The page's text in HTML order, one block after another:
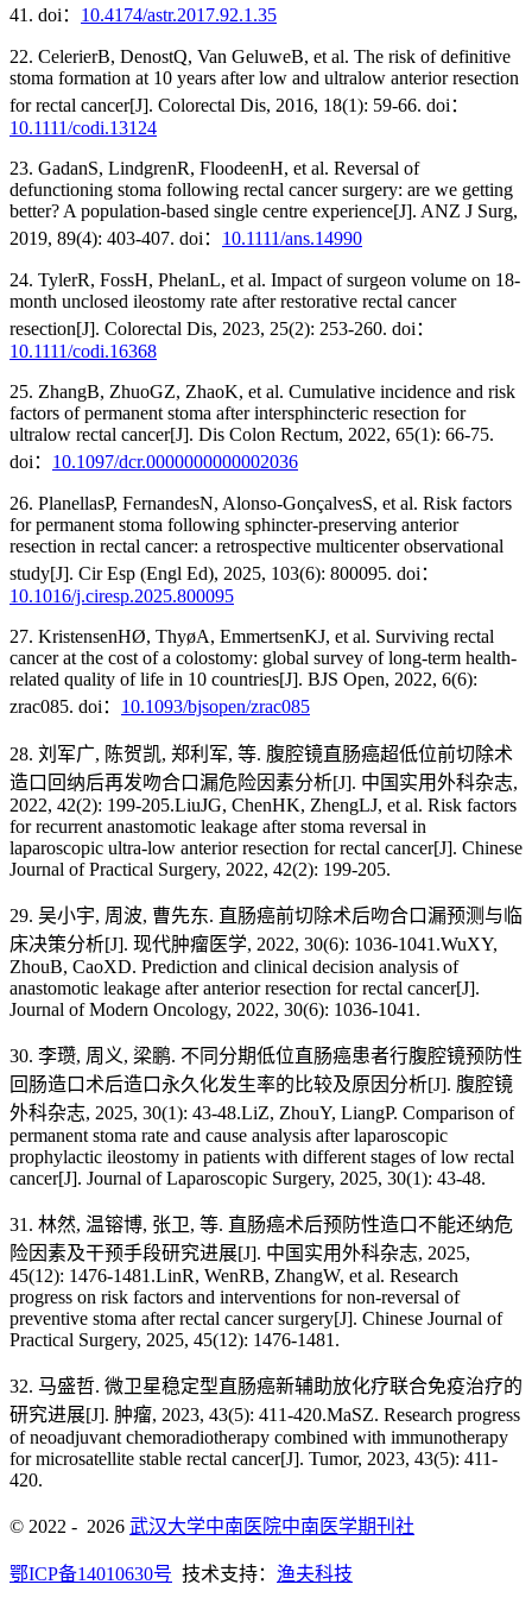
41. doi： 10.4174/astr.2017.92.1.35
22. CelerierB, DenostQ, Van GeluweB, et al. The risk of definitive
stoma formation at 10 years after low and ultralow anterior resection
for rectal cancer[J]. Colorectal Dis, 2016, 18(1): 59-66. doi：
10.1111/codi.13124
23. GadanS, LindgrenR, FloodeenH, et al. Reversal of
defunctioning stoma following rectal cancer surgery: are we getting
better? A population-based single centre experience[J]. ANZ J Surg,
2019, 89(4): 403-407. doi： 10.1111/ans.14990
24. TylerR, FossH, PhelanL, et al. Impact of surgeon volume on 18-
month unclosed ileostomy rate after restorative rectal cancer
resection[J]. Colorectal Dis, 2023, 25(2): 253-260. doi：
10.1111/codi.16368
25. ZhangB, ZhuoGZ, ZhaoK, et al. Cumulative incidence and risk
factors of permanent stoma after intersphincteric resection for
ultralow rectal cancer[J]. Dis Colon Rectum, 2022, 65(1): 66-75.
doi： 10.1097/dcr.0000000000002036
26. PlanellasP, FernandesN, Alonso-GonçalvesS, et al. Risk factors
for permanent stoma following sphincter-preserving anterior
resection in rectal cancer: a retrospective multicenter observational
study[J]. Cir Esp (Engl Ed), 2025, 103(6): 800095. doi：
10.1016/j.ciresp.2025.800095
27. KristensenHØ, ThyøA, EmmertsenKJ, et al. Surviving rectal
cancer at the cost of a colostomy: global survey of long-term health-
related quality of life in 10 countries[J]. BJS Open, 2022, 6(6):
zrac085. doi： 10.1093/bjsopen/zrac085
28. 刘军广, 陈贺凯, 郑利军, 等. 腹腔镜直肠癌超低位前切除术
造口回纳后再发吻合口漏危险因素分析[J]. 中国实用外科杂志,
2022, 42(2): 199-205.LiuJG, ChenHK, ZhengLJ, et al. Risk factors
for recurrent anastomotic leakage after stoma reversal in
laparoscopic ultra-low anterior resection for rectal cancer[J]. Chinese
Journal of Practical Surgery, 2022, 42(2): 199-205.
29. 吴小宇, 周波, 曹先东. 直肠癌前切除术后吻合口漏预测与临
床决策分析[J]. 现代肿瘤医学, 2022, 30(6): 1036-1041.WuXY,
ZhouB, CaoXD. Prediction and clinical decision analysis of
anastomotic leakage after anterior resection for rectal cancer[J].
Journal of Modern Oncology, 2022, 30(6): 1036-1041.
30. 李瓒, 周义, 梁鹏. 不同分期低位直肠癌患者行腹腔镜预防性
回肠造口术后造口永久化发生率的比较及原因分析[J]. 腹腔镜
外科杂志, 2025, 30(1): 43-48.LiZ, ZhouY, LiangP. Comparison of
permanent stoma rate and cause analysis after laparoscopic
prophylactic ileostomy in patients with different stages of low rectal
cancer[J]. Journal of Laparoscopic Surgery, 2025, 30(1): 43-48.
31. 林然, 温镕博, 张卫, 等. 直肠癌术后预防性造口不能还纳危
险因素及干预手段研究进展[J]. 中国实用外科杂志, 2025,
45(12): 1476-1481.LinR, WenRB, ZhangW, et al. Research
progress on risk factors and interventions for non-reversal of
preventive stoma after rectal cancer surgery[J]. Chinese Journal of
Practical Surgery, 2025, 45(12): 1476-1481.
32. 马盛哲. 微卫星稳定型直肠癌新辅助放化疗联合免疫治疗的
研究进展[J]. 肿瘤, 2023, 43(5): 411-420.MaSZ. Research progress
of neoadjuvant chemoradiotherapy combined with immunotherapy
for microsatellite stable rectal cancer[J]. Tumor, 2023, 43(5): 411-
420.
© 2022 - 2026 武汉大学中南医院中南医学期刊社
鄂ICP备14010630号 技术支持： 渔夫科技